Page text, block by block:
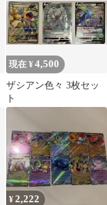
現在 ¥4,500
ザシアン色々 3枚セッ
ト
¥2,222